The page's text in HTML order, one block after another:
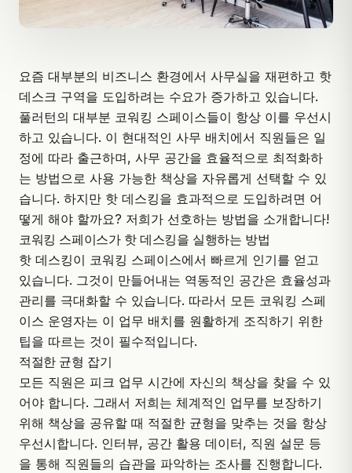
요즘 대부분의 비즈니스 환경에서 사무실을 재편하고 핫
데스크 구역을 도입하려는 수요가 증가하고 있습니다.
풀러턴의 대부분 코워킹 스페이스들이 항상 이를 우선시
하고 있습니다. 이 현대적인 사무 배치에서 직원들은 일
정에 따라 출근하며, 사무 공간을 효율적으로 최적화하
는 방법으로 사용 가능한 책상을 자유롭게 선택할 수 있
습니다. 하지만 핫 데스킹을 효과적으로 도입하려면 어
떻게 해야 할까요? 저희가 선호하는 방법을 소개합니다!
코워킹 스페이스가 핫 데스킹을 실행하는 방법
핫 데스킹이 코워킹 스페이스에서 빠르게 인기를 얻고
있습니다. 그것이 만들어내는 역동적인 공간은 효율성과
관리를 극대화할 수 있습니다. 따라서 모든 코워킹 스페
이스 운영자는 이 업무 배치를 원활하게 조직하기 위한
팁을 따르는 것이 필수적입니다.
적절한 균형 잡기
모든 직원은 피크 업무 시간에 자신의 책상을 찾을 수 있
어야 합니다. 그래서 저희는 체계적인 업무를 보장하기
위해 책상을 공유할 때 적절한 균형을 맞추는 것을 항상
우선시합니다. 인터뷰, 공간 활용 데이터, 직원 설문 등
을 통해 직원들의 습관을 파악하는 조사를 진행합니다.